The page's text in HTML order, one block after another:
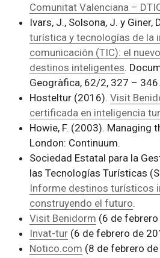
Comunitat Valenciana –
Ivars, J., Solsona, J. y Giner,
turística y tecnologías de la
comunicación (TIC): el
destinos inteligentes.
Geogràfica, 62/2, 327 – 346.
Hosteltur (2016). Visit
certificada en inteligencia
Howie, F. (2003). Managing
London: Continuum.
Sociedad Estatal para la
las Tecnologías Turísticas
Informe destinos turísticos
construyendo el futuro.
Visit Benidorm (6 de
Invat-tur(6 de febrero de
Notico.com (8 de febrero